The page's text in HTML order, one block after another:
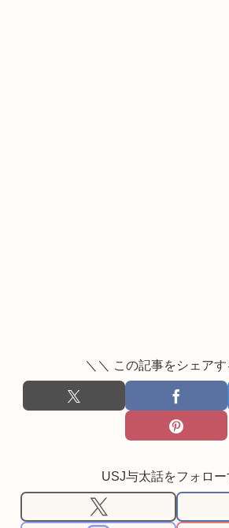
＼＼ この記事をシェアす
USJ与太話をフォロー